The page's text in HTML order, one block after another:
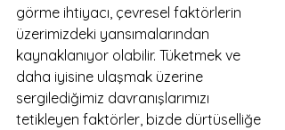
görme ihtiyacı, çevresel faktörlerin
üzerimizdeki yansımalarından
kaynaklanıyor olabilir. Tüketmek ve
daha iyisine ulaşmak üzerine
sergilediğimiz davranışlarımızı
tetikleyen faktörler, bizde dürtüselliğe